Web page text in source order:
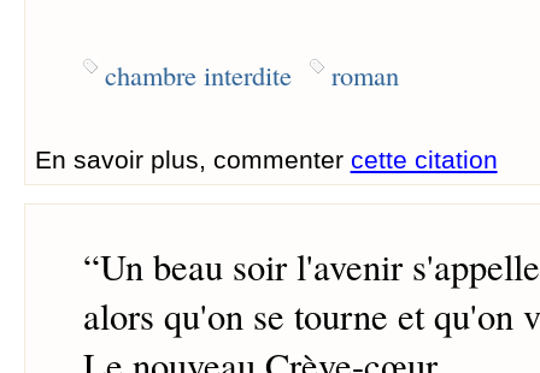
chambre interdite roman
En savoir plus, commenter cette citation
“Un beau soir l'avenir
alors qu'on se tourne et qu'on